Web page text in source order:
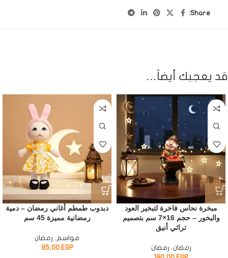
Share:
قد يعجبك أيضاً…
مبخرة نحاس فاخرة لتبخير العود
والبخور – حجم 16×7 سم بتصميم
تراثي أنيق
رمضان, رمضان
دبدوب طمطم أغاني رمضان – دمية
رمضانية مميزة 45 سم
مواسم, رمضان
95,00 EGP